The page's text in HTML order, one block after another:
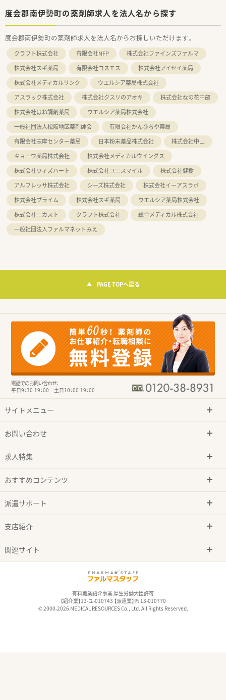
度会郡南伊勢町の薬剤師求人を法人名から探す
度会郡南伊勢町の薬剤師求人を法人名からお探しいただけます。
クラフト株式会社 有限会社NFP
株式会社ファインズファルマ
株式会社スギ薬局
有限会社コスモス
株式会社アイセイ薬局
株式会社メディカルリンク
ウエルシア薬局株式会社
アスラック株式会社
株式会社クスリのアオキ
株式会社なの花中部
株式会社はね調剤薬局
ウエルシア薬局株式会社
一般社団法人松阪地区薬剤師会
有限会社かんひちや薬局
有限会社志摩センター薬局
日本粉末薬品株式会社
株式会社中山
キョーワ薬局株式会社
株式会社メディカルウイングス
株式会社ウィズハート
株式会社ユニスマイル
株式会社健樹
アルフレッサ株式会社
シーズ株式会社
株式会社イーアスラボ
株式会社プライム
株式会社スギ薬局
ウエルシア薬局株式会社
株式会社ニカスト
クラフト株式会社
総合メディカル株式会社
一般社団法人ファルマネットみえ
PAGE TOPへ戻る
電話でのお問い合わせ：
平日9：30-19：00 土日10：00-19：00
サイトメニュー
お問い合わせ
求人特集
おすすめコンテンツ
派遣サポート
支店紹介
関連サイト
有料職業紹介事業 厚生労働大臣許可
【紹介業】13-ユ-010743 【派遣業】派 13-010770
© 2000-2026 MEDICAL RESOURCES Co., Ltd. All Rights Reserved.